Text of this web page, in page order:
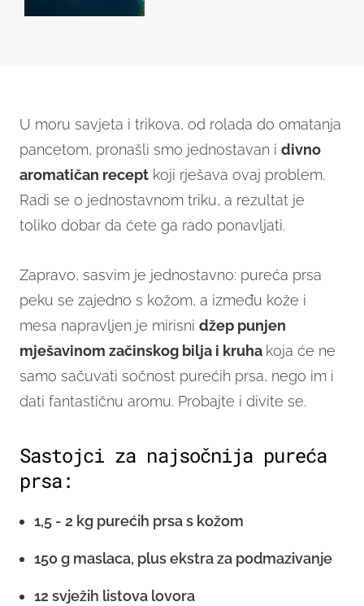
U moru savjeta i trikova, od rolada do omatanja
pancetom, pronašli smo jednostavan i divno
aromatičan recept koji rješava ovaj problem.
Radi se o jednostavnom triku, a rezultat je
toliko dobar da ćete ga rado ponavljati.
Zapravo, sasvim je jednostavno: pureća prsa
peku se zajedno s kožom, a između kože i
mesa napravljen je mirisni džep punjen
mješavinom začinskog bilja i kruha koja će ne
samo sačuvati sočnost purećih prsa, nego im i
dati fantastičnu aromu. Probajte i divite se.
Sastojci za najsočnija pureća
prsa:
1,5 - 2 kg purećih prsa s kožom
150 g maslaca, plus ekstra za podmazivanje
12 svježih listova lovora